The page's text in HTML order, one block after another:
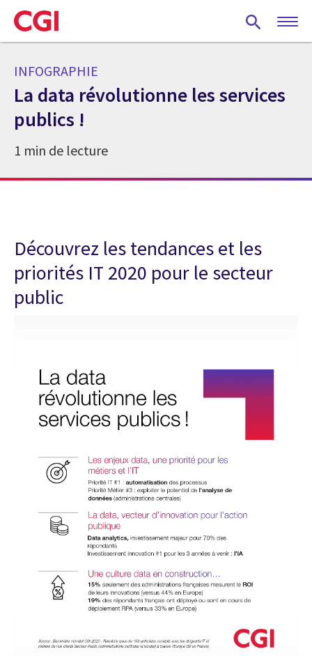
Skip
to
main
INFOGRAPHIE
La data révolutionne les services
publics !
1 min de lecture
Découvrez les tendances et les
priorités IT 2020 pour le secteur
public